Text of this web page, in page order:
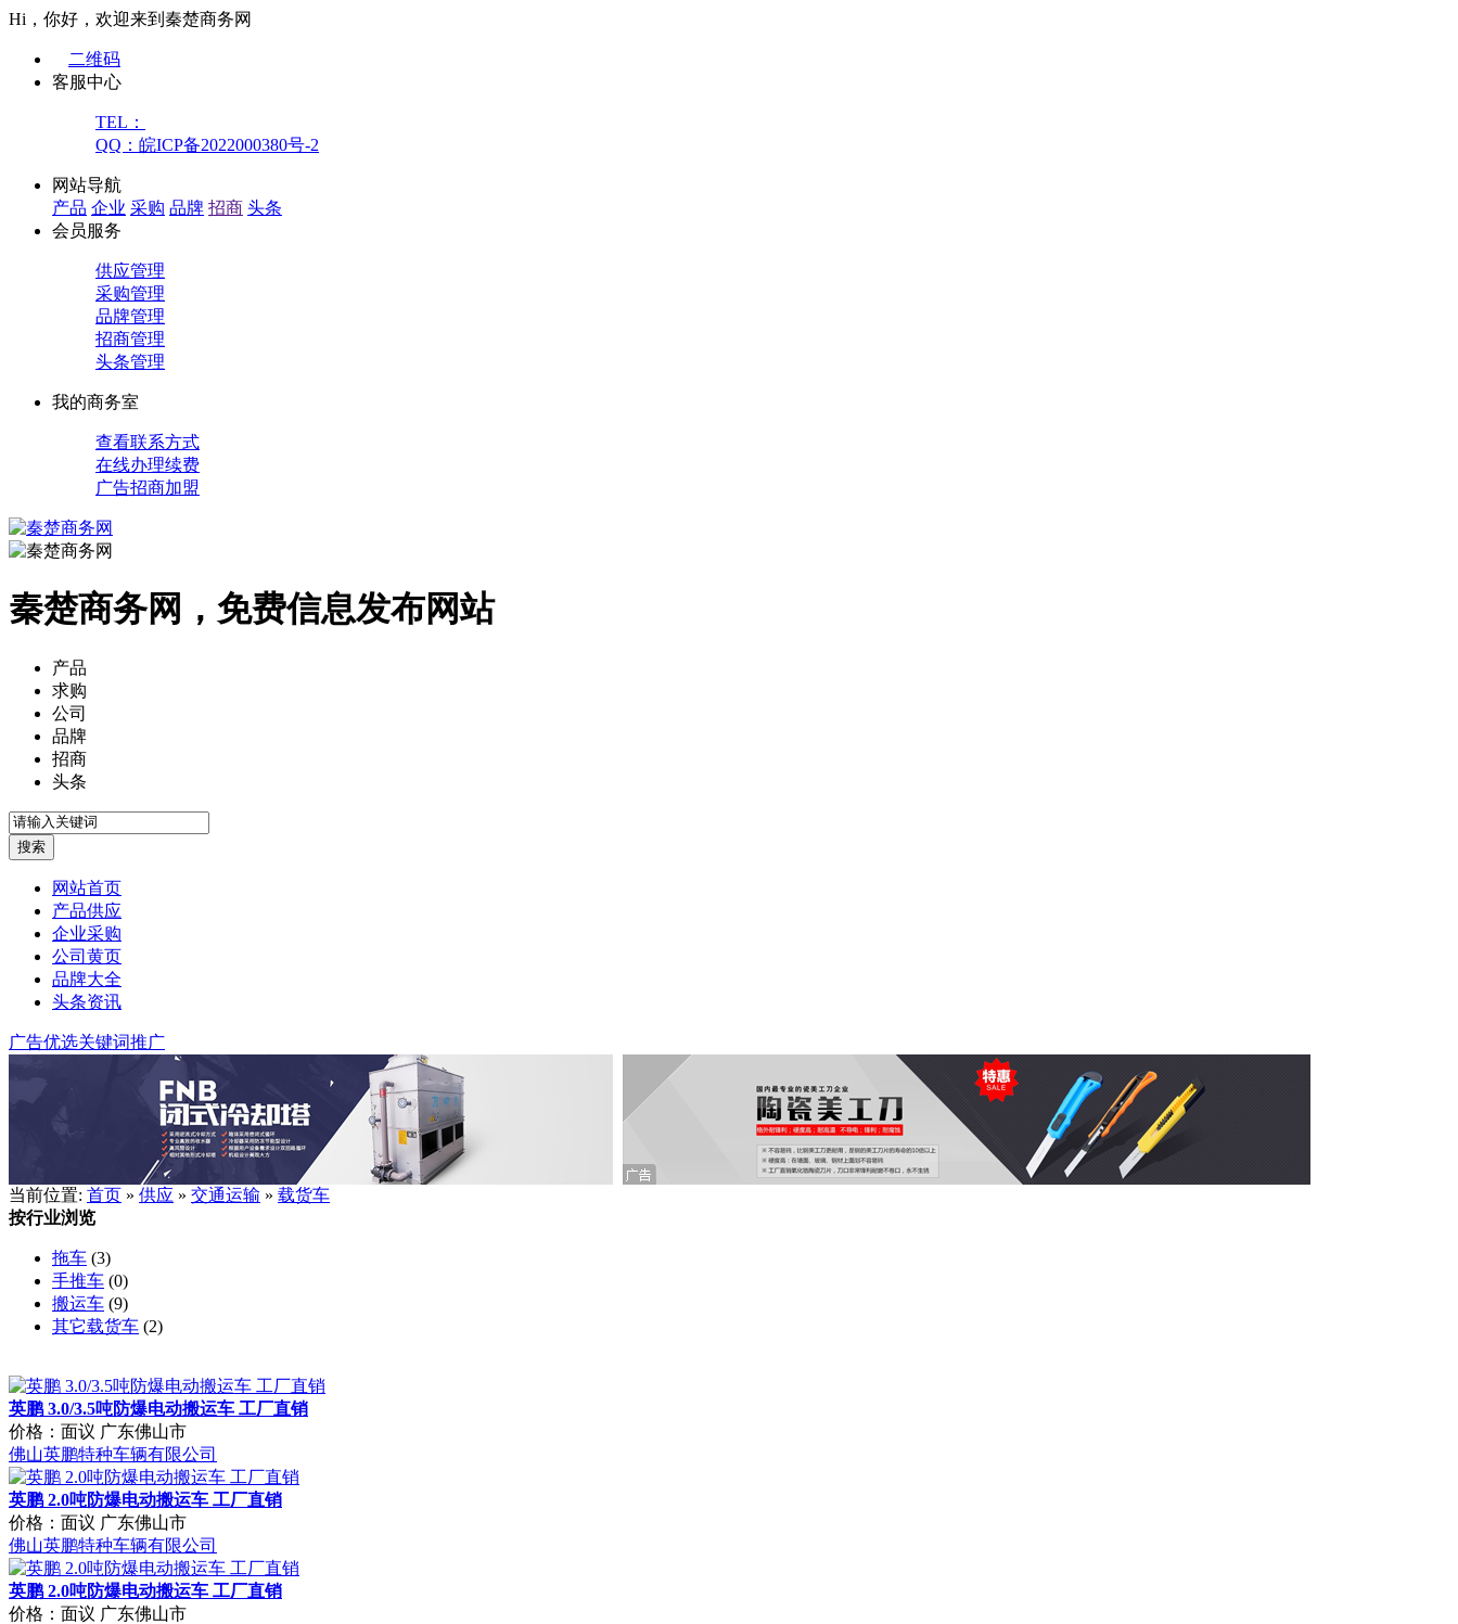
Hi，你好，欢迎来到秦楚商务网
二维码
客服中心
TEL：
QQ：皖ICP备2022000380号-2
网站导航
产品 企业 采购 品牌 招商 头条
会员服务
供应管理
采购管理
品牌管理
招商管理
头条管理
我的商务室
查看联系方式
在线办理续费
广告招商加盟
秦楚商务网，免费信息发布网站
产品
求购
公司
品牌
招商
头条
网站首页
产品供应
企业采购
公司黄页
品牌大全
头条资讯
广告优选关键词推广
当前位置: 首页 » 供应 » 交通运输 » 载货车
按行业浏览
拖车 (3)
手推车 (0)
搬运车 (9)
其它载货车 (2)
英鹏 3.0/3.5吨防爆电动搬运车 工厂直销
价格：面议 广东佛山市
佛山英鹏特种车辆有限公司
英鹏 2.0吨防爆电动搬运车 工厂直销
价格：面议 广东佛山市
佛山英鹏特种车辆有限公司
英鹏 2.0吨防爆电动搬运车 工厂直销
价格：面议 广东佛山市
佛山英鹏特种车辆有限公司
英鹏 1.5吨防爆电动搬运车 工厂直销
价格：面议 广东佛山市